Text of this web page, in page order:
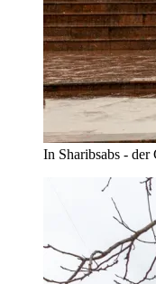
In Sharibsabs -